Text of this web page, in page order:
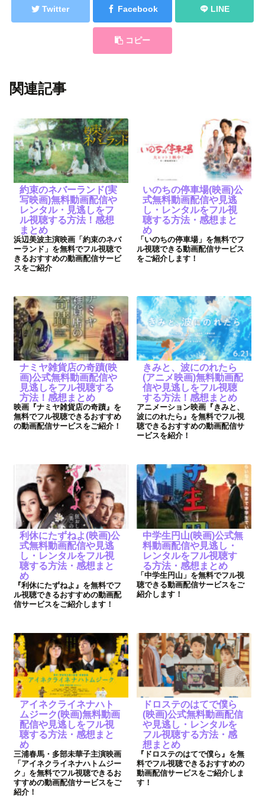
Twitter Facebook LINE
コピー
関連記事
約束のネバーランド(実
写映画)無料動画配信や
レンタル・見逃しをフ
ル視聴する方法！感想
まとめ
浜辺美波主演映画「約束のネバ
ーランド」を無料でフル視聴で
きるおすすめの動画配信サービ
スをご紹介
いのちの停車場(映画)公
式無料動画配信や見逃
し・レンタルをフル視
聴する方法・感想まと
め
「いのちの停車場」を無料でフ
ル視聴できる動画配信サービス
をご紹介します！
ナミヤ雑貨店の奇蹟(映
画)公式無料動画配信や
見逃しをフル視聴する
方法！感想まとめ
映画『ナミヤ雑貨店の奇蹟』を
無料でフル視聴できるおすすめ
の動画配信サービスをご紹介！
きみと、波にのれたら
(アニメ映画)無料動画配
信や見逃しをフル視聴
する方法！感想まとめ
アニメーション映画『きみと、
波にのれたら』を無料でフル視
聴できるおすすめの動画配信サ
ービスを紹介！
利休にたずねよ(映画)公
式無料動画配信や見逃
し・レンタルをフル視
聴する方法・感想まと
め
『利休にたずねよ』を無料でフ
ル視聴できるおすすめの動画配
信サービスをご紹介します！
中学生円山(映画)公式無
料動画配信や見逃し・
レンタルをフル視聴す
る方法・感想まとめ
「中学生円山」を無料でフル視
聴できる動画配信サービスをご
紹介します！
アイネクライネナハト
ムジーク(映画)無料動画
配信や見逃しをフル視
聴する方法・感想まと
め
三浦春馬・多部未華子主演映画
「アイネクライネナハトムジー
ク」を無料でフル視聴できるお
すすめの動画配信サービスをご
紹介！
ドロステのはてで僕ら
(映画)公式無料動画配信
や見逃し・レンタルを
フル視聴する方法・感
想まとめ
『ドロステのはてで僕ら』を無
料でフル視聴できるおすすめの
動画配信サービスをご紹介しま
す！